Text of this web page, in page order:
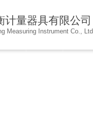
计量器具有限公司
Measuring Instrument Co., Ltd